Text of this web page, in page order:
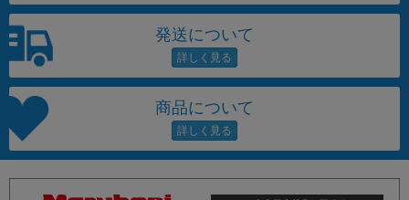
発送について
商品について